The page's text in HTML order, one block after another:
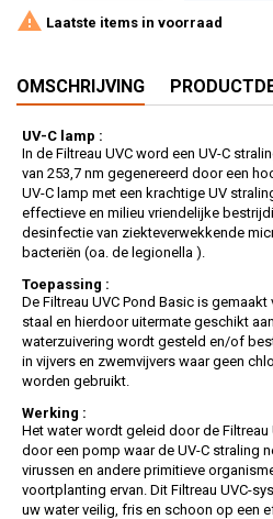
 Laatste items in voorraad
OMSCHRIJVING
UV-C lamp :
In de Filtreau UVC word een UV-C
van 253,7 nm gegenereerd door een
UV-C lamp met een krachtige UV
effectieve en milieu vriendelijke
desinfectie van ziekteverwekkende
bacteriën (oa. de legionella ).
Toepassing :
De Filtreau UVC Pond Basic is gemaakt
staal en hierdoor uitermate geschikt
waterzuivering wordt gesteld en/of
in vijvers en zwemvijvers waar geen
worden gebruikt.
Werking :
Het water wordt geleid door de Filtreau
door een pomp waar de UV-C straling
virussen en andere primitieve
voortplanting ervan. Dit Filtreau UVC-
uw water veilig, fris en schoon op een